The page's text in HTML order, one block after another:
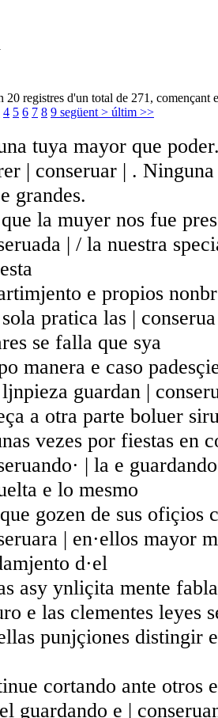
20 registres d'un total de 271, començant
4 5 6 7 8 9 següent > últim >>
tuya mayor que
| conseruar | .
grandes.
la muyer nos fue
| / la nuestra
e propios
pratica las |
se falla que sya
manera e caso
guardan |
a otra parte boluer
vezes por fiestas en
| la e
e lo mesmo
gozen de sus ofiçios
| en·ellos mayor
d·el
asy ynliçita mente
e las clementes leyes
punjçiones distingir
cortando ante otros
guardando e |